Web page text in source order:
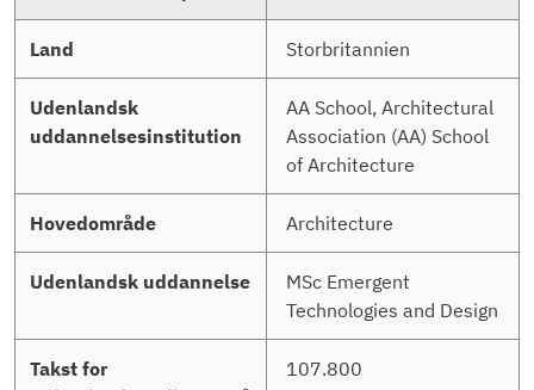
Storbritannien
AA School, Architectural
Association (AA) School
of Architecture
Architecture
MSc Emergent
Technologies and Design
107.800